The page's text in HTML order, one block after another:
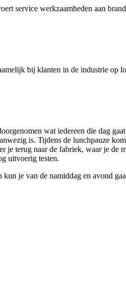
service werkzaamheden aan
bij klanten in de industrie op
wat iedereen die dag
is. Tijdens de lunchpauze
je terug naar de fabriek, waar je de
uitvoerig testen.
je van de namiddag en avond